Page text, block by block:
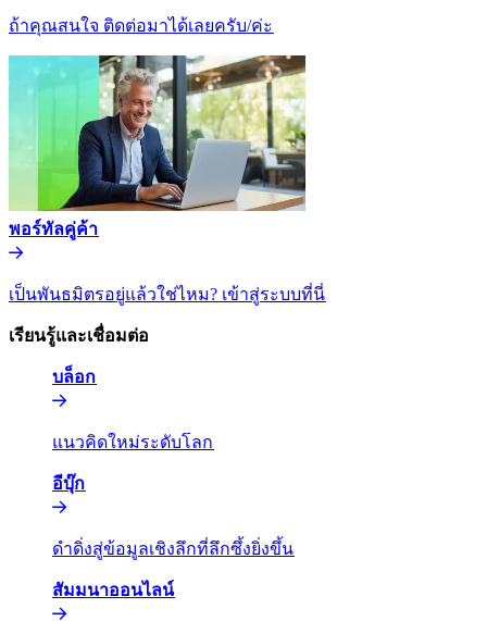
ถ้าคุณสนใจ ติดต่อมาได้เลยครับ/ค่ะ​​
พอร์ทัลคู่ค้า​​
เป็นพันธมิตรอยู่แล้วใช่ไหม? เข้าสู่ระบบที่นี่​​
เรียนรู้และเชื่อมต่อ​​
บล็อก​​
แนวคิดใหม่ระดับโลก​​
อีบุ๊ก​​
ดำดิ่งสู่ข้อมูลเชิงลึกที่ลึกซึ้งยิ่งขึ้น​​
สัมมนาออนไลน์​​